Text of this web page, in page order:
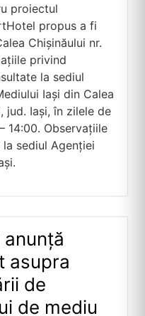
proiectul
propus a fi
Chișinăului nr.
privind
la sediul
Iași din Calea
jud. Iași, în zilele de
14:00. Observațiile
sediul Agenției
asupra
de
de mediu